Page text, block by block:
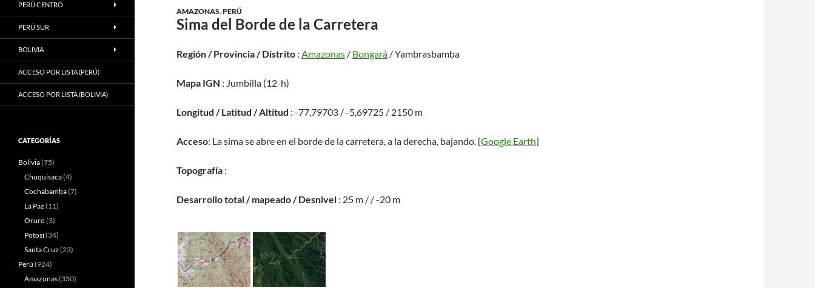
AMAZONAS,PERÚ
Sima del Borde de la Carretera
Región / Provincia / Distrito : Amazonas / Bongará / Yambrasbamba
Mapa IGN : Jumbilla (12-h)
Longitud / Latitud / Altitud : -77,79703 / -5,69725 / 2150 m
Acceso: La sima se abre en el borde de la carretera, a la derecha, bajando. [Google Earth]
Topografía :
Desarrollo total / mapeado / Desnivel : 25 m / / -20 m
PERÚ CENTRO
PERÚ SUR
BOLIVIA
ACCESO POR LISTA (PERÚ)
ACCESO POR LISTA (BOLIVIA)
CATEGORÍAS
Bolivia(75)
Chuquisaca(4)
Cochabamba(7)
La Paz (11)
Oruro(3)
Potosí(34)
Santa Cruz (23)
Perú (924)
Amazonas(330)